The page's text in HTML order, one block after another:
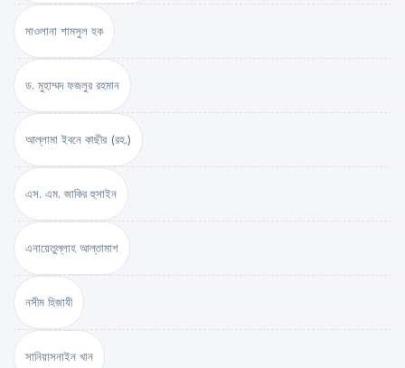
মাওলানা শামসুল হক
ড. মুহাম্মদ ফজলুর রহমান
আল্লামা ইবনে কাছীর (রহ.)
এস. এম. জাকির হুসাইন
এনায়েতুল্লাহ আল্‌তামাশ
নসীম হিজাযী
সানিয়াসনাইন খান